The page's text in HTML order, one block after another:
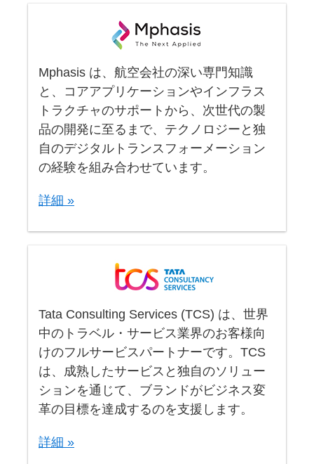
Mphasis は、航空会社の深い専門知識
と、コアアプリケーションやインフラス
トラクチャのサポートから、次世代の製
品の開発に至るまで、テクノロジーと独
自のデジタルトランスフォーメーション
の経験を組み合わせています。
詳細 »
Tata Consulting Services (TCS) は、世界
中のトラベル・サービス業界のお客様向
けのフルサービスパートナーです。TCS
は、成熟したサービスと独自のソリュー
ションを通じて、ブランドがビジネス変
革の目標を達成するのを支援します。
詳細 »